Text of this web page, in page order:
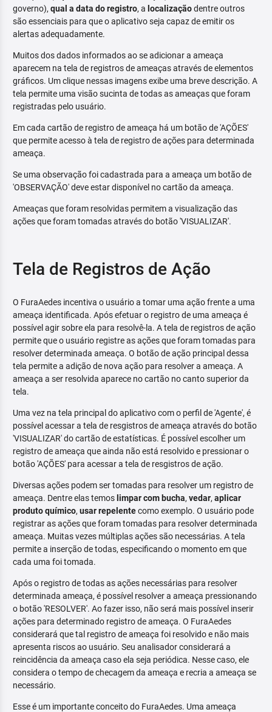
governo), qual a data do registro, a localizaçãodentre outros
são essenciais para que o aplicativo seja capaz de emitir os
alertas adequadamente.
Muitos dos dados informados ao se adicionar a ameaça
aparecem na tela de registros de ameaças através de elementos
gráficos. Um clique nessas imagens exibe uma breve descrição. A
tela permite uma visão sucinta de todas as ameaças que foram
registradas pelo usuário.
Em cada cartão de registro de ameaça há um botão de 'AÇÕES'
que permite acesso à tela de registro de ações para determinada
ameaça.
Se uma observação foi cadastrada para a ameaça um botão de
'OBSERVAÇÃO' deve estar disponível no cartão da ameaça.
Ameaças que foram resolvidas permitem a visualização das
ações que foram tomadas através do botão 'VISUALIZAR'.
Tela de Registros de Ação
O FuraAedes incentiva o usuário a tomar uma ação frente a uma
ameaça identificada. Após efetuar o registro de uma ameaça é
possível agir sobre ela para resolvê-la. A tela de registros de ação
permite que o usuário registre as ações que foram tomadas para
resolver determinada ameaça. O botão de ação principal dessa
tela permite a adição de nova ação para resolver a ameaça. A
ameaça a ser resolvida aparece no cartão no canto superior da
tela.
Uma vez na tela principal do aplicativo com o perfil de 'Agente', é
possível acessar a tela de resgistros de ameaça através do botão
'VISUALIZAR' do cartão de estatísticas. É possível escolher um
registro de ameaça que ainda não está resolvido e pressionar o
botão 'AÇÕES' para acessar a tela de resgistros de ação.
Diversas ações podem ser tomadas para resolver um registro de
ameaça. Dentre elas temos limpar com bucha, vedar, aplicar
produto químico, usar repelentecomo exemplo. O usuário pode
registrar as ações que foram tomadas para resolver determinada
ameaça. Muitas vezes múltiplas ações são necessárias. A tela
permite a inserção de todas, especificando o momento em que
cada uma foi tomada.
Após o registro de todas as ações necessárias para resolver
determinada ameaça, é possível resolver a ameaça pressionando
o botão 'RESOLVER'. Ao fazer isso, não será mais possível inserir
ações para determinado registro de ameaça. O FuraAedes
considerará que tal registro de ameaça foi resolvido e não mais
apresenta riscos ao usuário. Seu analisador considerará a
reincidência da ameaça caso ela seja periódica. Nesse caso, ele
considera o tempo de checagem da ameaça e recria a ameaça se
necessário.
Esse é um importante conceito do FuraAedes. Uma ameaça